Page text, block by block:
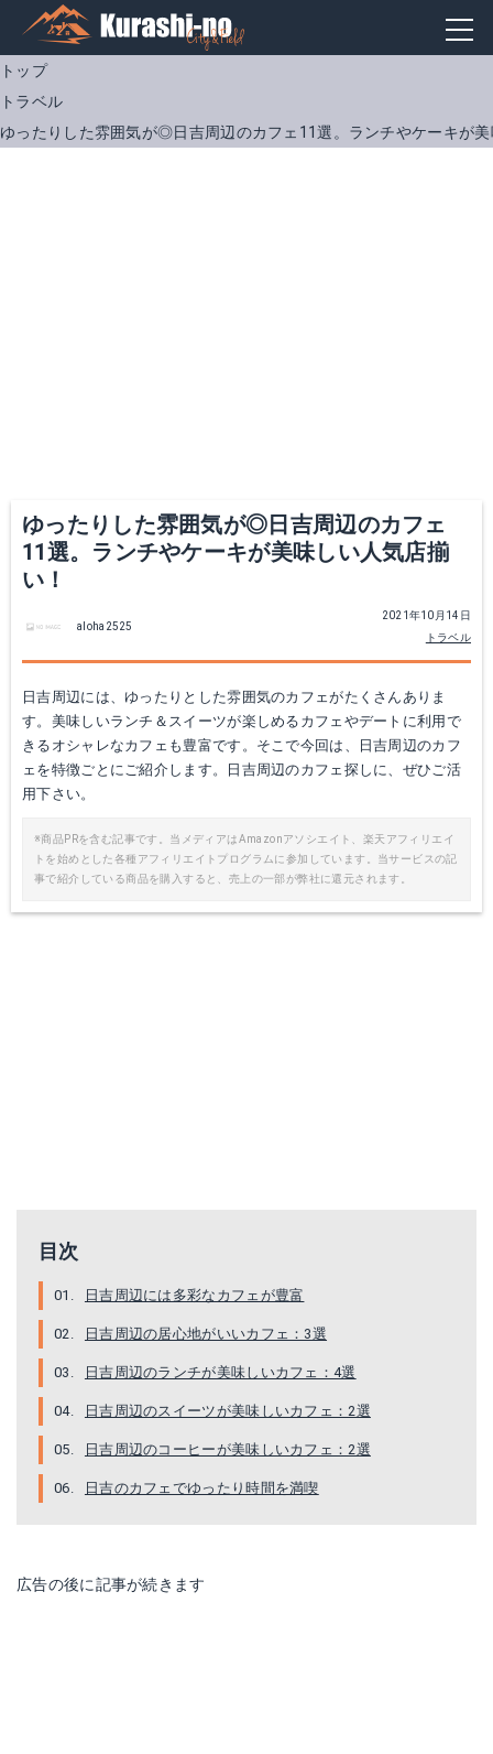
トップ
トラベル
ゆったりした雰囲気が◎日吉周辺のカフェ11選。ランチやケーキが
ゆったりした雰囲気が◎日吉周辺のカフェ
11選。ランチやケーキが美味しい人気店揃
い！
2021年10月14日
トラベル
aloha2525
日吉周辺には、ゆったりとした雰囲気のカフェがたくさんありま
す。美味しいランチ＆スイーツが楽しめるカフェやデートに利用で
きるオシャレなカフェも豊富です。そこで今回は、日吉周辺のカフ
ェを特徴ごとにご紹介します。日吉周辺のカフェ探しに、ぜひご活
用下さい。
※商品PRを含む記事です。当メディアはAmazonアソシエイト、楽天アフィリエイ
トを始めとした各種アフィリエイトプログラムに参加しています。当サービスの記
事で紹介している商品を購入すると、売上の一部が弊社に還元されます。
目次
日吉周辺には多彩なカフェが豊富
日吉周辺の居心地がいいカフェ：3選
日吉周辺のランチが美味しいカフェ：4選
日吉周辺のスイーツが美味しいカフェ：2選
日吉周辺のコーヒーが美味しいカフェ：2選
日吉のカフェでゆったり時間を満喫
広告の後に記事が続きます